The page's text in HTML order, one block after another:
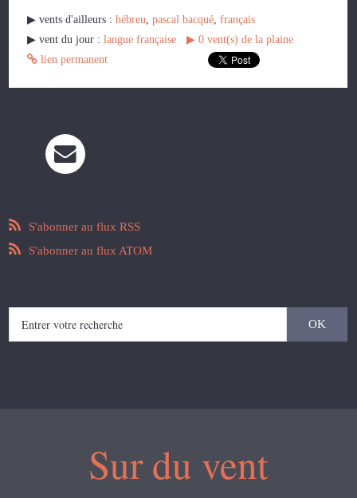
▶︎ vents d'ailleurs :hébreu,pascal bacqué,français
▶︎ vent du jour :langue française ▶︎ 0 vent(s) de la plaine
lien permanent
S'abonner au flux RSS
S'abonner au flux ATOM
Sur du vent